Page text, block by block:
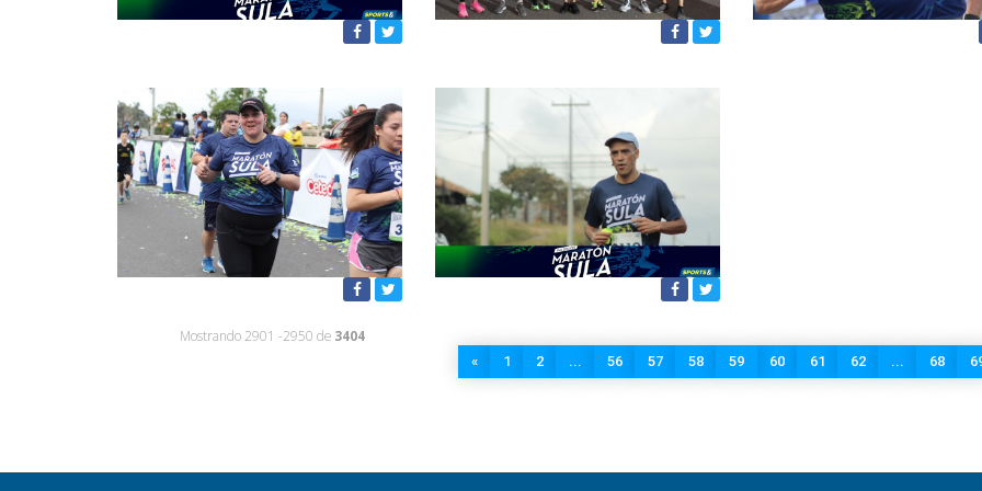
Mostrando 2901 -2950 de 3404
« 1 2 ... 56 57 58 59 60 61 62 ... 68